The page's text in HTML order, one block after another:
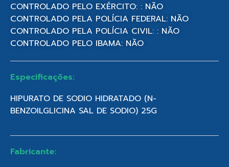
CONTROLADO PELO EXÉRCITO: : NÃO
CONTROLADO PELA POLÍCIA FEDERAL: NÃO
CONTROLADO PELA POLÍCIA CIVIL: : NÃO
CONTROLADO PELO IBAMA: NÃO
Especificações:
HIPURATO DE SODIO HIDRATADO (N-
BENZOILGLICINA SAL DE SODIO) 25G
Fabricante: